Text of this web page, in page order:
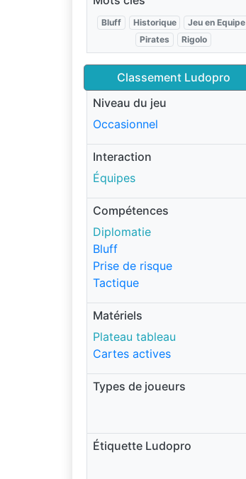
Bluff Historique
Jeu en Equipe
Pirates
Rigolo
Classement Ludopro
Niveau du jeu
Occasionnel
Interaction
Équipes
Compétences
Diplomatie
Bluff
Prise de risque
Tactique
Matériels
Plateau tableau
Cartes actives
Types de joueurs
Étiquette Ludopro